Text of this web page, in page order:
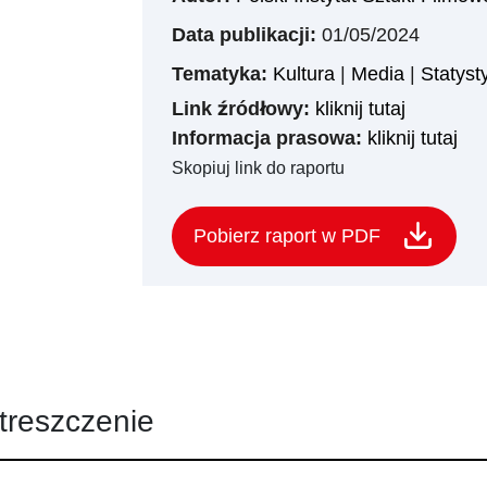
Data publikacji: 01/05/2024
Tematyka: Kultura| Media|
Link źródłowy: kliknij tutaj
Informacja prasowa: kliknij tutaj
Skopiuj link do raportu
Pobierz raport w PDF